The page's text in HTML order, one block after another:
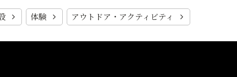
体験 アウトドア・アクティビティ